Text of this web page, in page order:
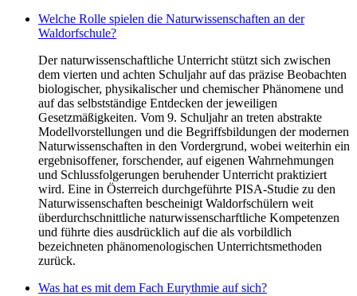
Welche Rolle spielen die Naturwissenschaften an der
Waldorfschule?
Der naturwissenschaftliche Unterricht stützt sich zwischen
dem vierten und achten Schuljahr auf das präzise Beobachten
biologischer, physikalischer und chemischer Phänomene und
auf das selbstständige Entdecken der jeweiligen
Gesetzmäßigkeiten. Vom 9. Schuljahr an treten abstrakte
Modellvorstellungen und die Begriffsbildungen der modernen
Naturwissenschaften in den Vordergrund, wobei weiterhin ein
ergebnisoffener, forschender, auf eigenen Wahrnehmungen
und Schlussfolgerungen beruhender Unterricht praktiziert
wird. Eine in Österreich durchgeführte PISA-Studie zu den
Naturwissenschaften bescheinigt Waldorfschülern weit
überdurchschnittliche naturwissenscharftliche Kompetenzen
und führte dies ausdrücklich auf die als vorbildlich
bezeichneten phänomenologischen Unterrichtsmethoden
zurück.
Was hat es mit dem Fach Eurythmie auf sich?